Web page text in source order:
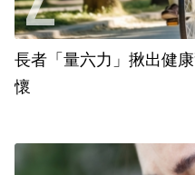
長者「量六力」揪出健
懷